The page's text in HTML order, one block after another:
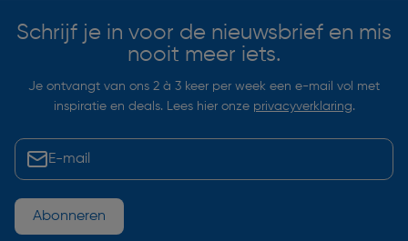
Schrijf je in voor de nieuwsbrief en mis
nooit meer iets.
Je ontvangt van ons 2 à 3 keer per week een e-mail vol met
inspiratie en deals. Lees hier onze privacyverklaring.
Abonneren